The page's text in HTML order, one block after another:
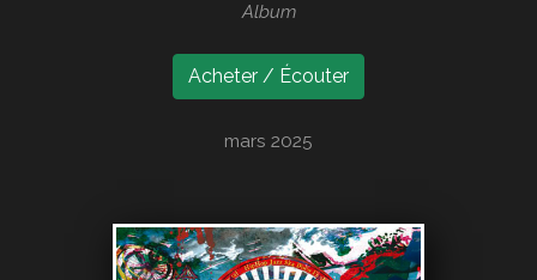
Album
Acheter / Écouter
mars 2025